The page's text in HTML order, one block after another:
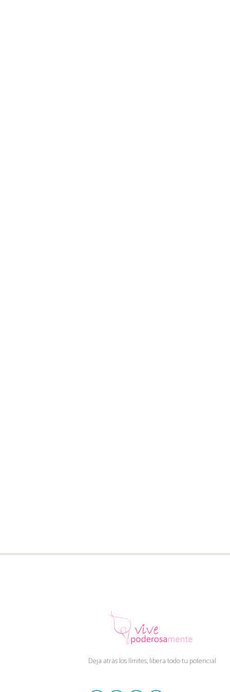
Deja atrás los límites, libera todo tu potencial